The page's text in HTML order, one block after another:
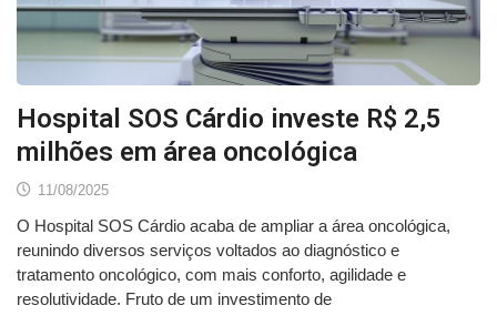
Hospital SOS Cárdio investe R$ 2,5
milhões em área oncológica
11/08/2025
O Hospital SOS Cárdio acaba de ampliar a área oncológica,
reunindo diversos serviços voltados ao diagnóstico e
tratamento oncológico, com mais conforto, agilidade e
resolutividade. Fruto de um investimento de